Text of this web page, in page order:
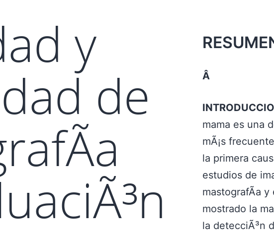
y
de
Â
mama es una
mÃ¡s
la primera
estudios de
mastografÃ­a
mostrado la
la detecciÃ³n